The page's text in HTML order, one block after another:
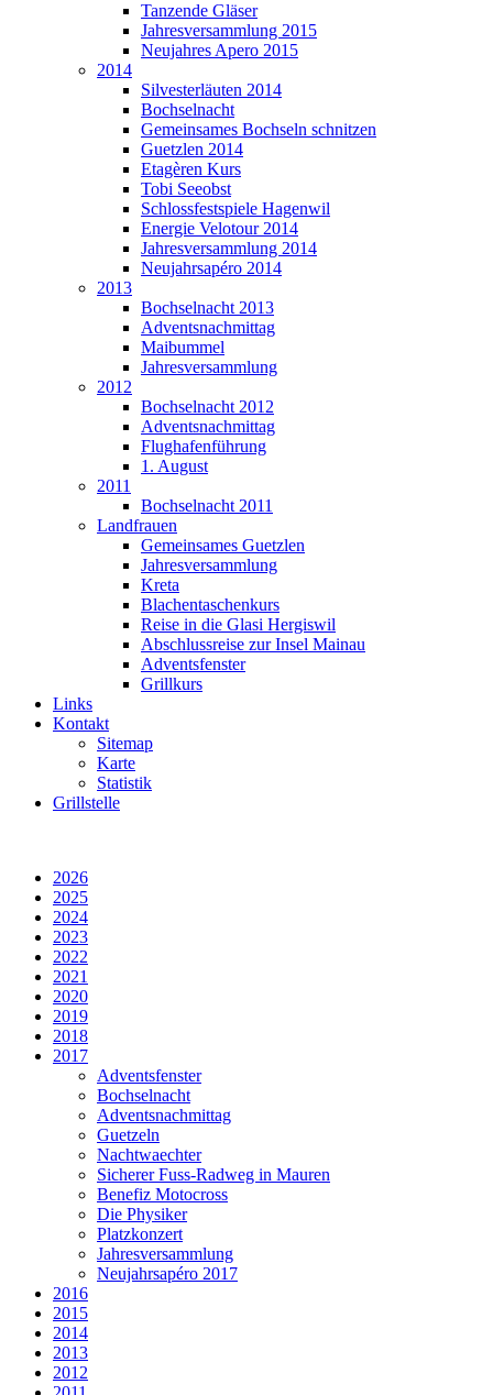
Tanzende Gläser
Jahresversammlung 2015
Neujahres Apero 2015
2014
Silvesterläuten 2014
Bochselnacht
Gemeinsames Bochseln schnitzen
Guetzlen 2014
Etagèren Kurs
Tobi Seeobst
Schlossfestspiele Hagenwil
Energie Velotour 2014
Jahresversammlung 2014
Neujahrsapéro 2014
2013
Bochselnacht 2013
Adventsnachmittag
Maibummel
Jahresversammlung
2012
Bochselnacht 2012
Adventsnachmittag
Flughafenführung
1. August
2011
Bochselnacht 2011
Landfrauen
Gemeinsames Guetzlen
Jahresversammlung
Kreta
Blachentaschenkurs
Reise in die Glasi Hergiswil
Abschlussreise zur Insel Mainau
Adventsfenster
Grillkurs
Links
Kontakt
Sitemap
Karte
Statistik
Grillstelle
2026
2025
2024
2023
2022
2021
2020
2019
2018
2017
Adventsfenster
Bochselnacht
Adventsnachmittag
Guetzeln
Nachtwaechter
Sicherer Fuss-Radweg in Mauren
Benefiz Motocross
Die Physiker
Platzkonzert
Jahresversammlung
Neujahrsapéro 2017
2016
2015
2014
2013
2012